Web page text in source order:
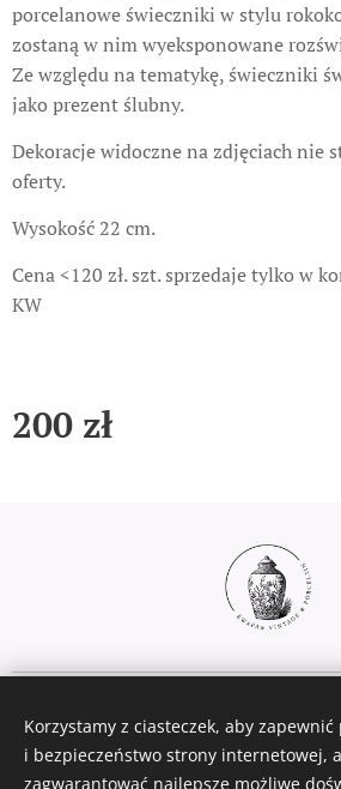
porcelanowe świeczniki w stylu
zostaną w nim wyeksponowane
Ze względu na tematykę, świeczniki
jako prezent ślubny.
Dekoracje widoczne na zdjęciach nie
oferty.
Wysokość 22 cm.
Cena <120 zł. szt. sprzedaje tylko w
KW
200 zł
Języki
Polski
English
Korzystamy z ciasteczek, aby zapewnić
i bezpieczeństwo strony internetowej,
zagwarantować najlepsze możliwe